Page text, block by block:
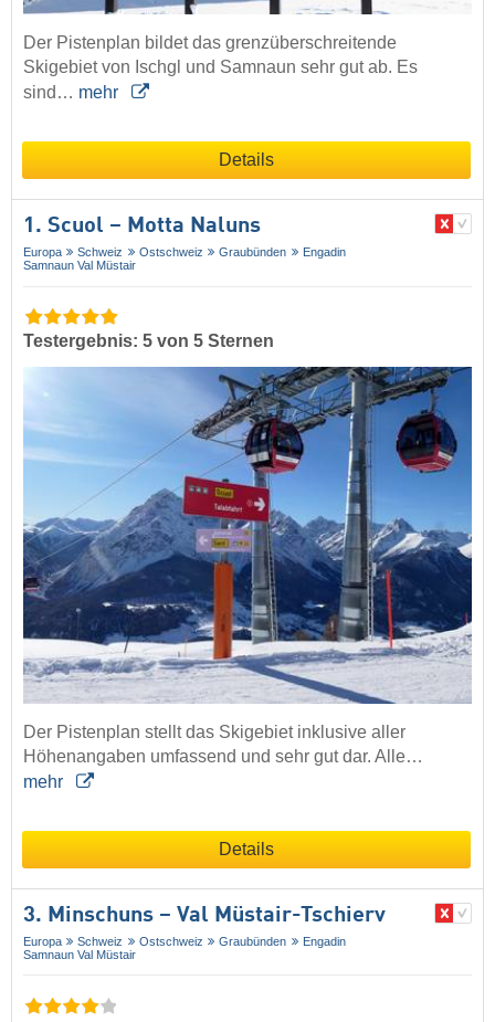
Der Pistenplan bildet das grenzüberschreitende
Skigebiet von Ischgl und Samnaun sehr gut ab. Es
sind… mehr
Details
1. Scuol – Motta Naluns
Europa Schweiz Ostschweiz Graubünden
Engadin
Samnaun Val Müstair
Testergebnis: 5 von 5 Sternen
Der Pistenplan stellt das Skigebiet inklusive aller
Höhenangaben umfassend und sehr gut dar. Alle…
mehr
Details
3. Minschuns – Val Müstair-Tschierv
Europa Schweiz Ostschweiz Graubünden
Engadin
Samnaun Val Müstair